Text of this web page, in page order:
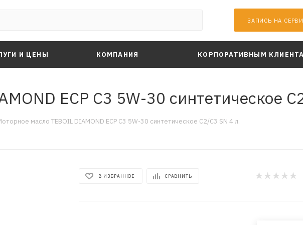
ЗАПИСЬ НА
И ЦЕНЫ КОМПАНИЯ КОРПОРАТИВНЫМ
ECP C3 5W-30 синтетическое
масло TEBOIL DIAMOND ECP C3 5W-30 синтетическое C2/C3 SN 4 л.
В ИЗБРАННОЕ СРАВНИТЬ